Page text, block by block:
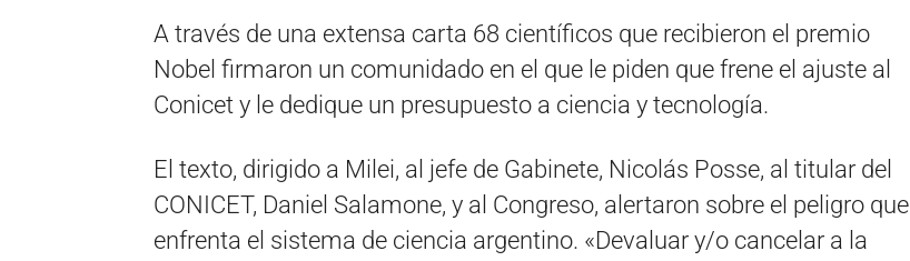
A través de una extensa carta 68 científicos que recibieron el premio
Nobel firmaron un comunidado en el que le piden que frene el ajuste al
Conicet y le dedique un presupuesto a ciencia y tecnología.
El texto, dirigido a Milei, al jefe de Gabinete, Nicolás Posse, al titular del
CONICET, Daniel Salamone, y al Congreso, alertaron sobre el peligro que
enfrenta el sistema de ciencia argentino. «Devaluar y/o cancelar a la